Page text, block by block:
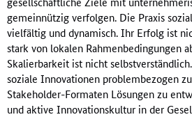
gemeinnützig verfolgen. Die Praxis
vielfältig und dynamisch. Ihr Erfolg ist
stark von lokalen Rahmenbedingungen
Skalierbarkeit ist nicht
soziale Innovationen problembezogen
Stakeholder-Formaten Lösungen zu
und aktive Innovationskultur in der